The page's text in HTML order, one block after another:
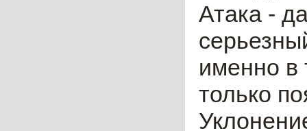
Атака -
именно в
только